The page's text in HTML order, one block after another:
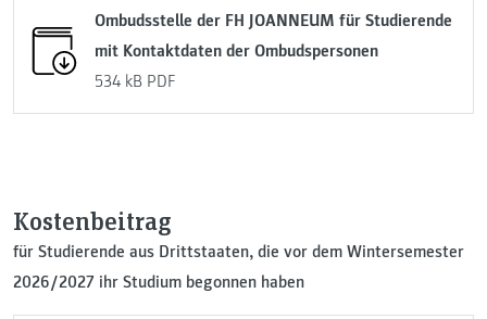
Ombudsstelle der FH JOANNEUM für Studierende
mit Kontaktdaten der Ombudspersonen
534 kB PDF
Kostenbeitrag
für Studierende aus Drittstaaten, die vor dem Wintersemester
2026/2027 ihr Studium begonnen haben